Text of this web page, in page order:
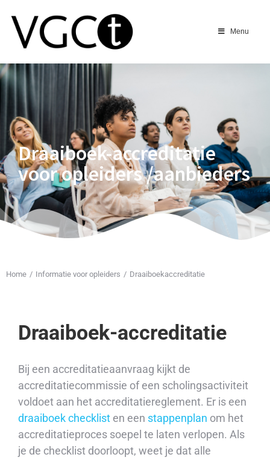
Menu
Draaiboek-accreditatie
voor opleiders /aanbieders
Je bent hier:
Home Informatie voor opleiders Draaiboekaccreditatie
Draaiboek-accreditatie
Bij een accreditatieaanvraag kijkt de
accreditatiecommissie of een scholingsactiviteit
voldoet aan het accreditatiereglement. Er is een
draaiboek checklist en een stappenplan om het
accreditatieproces soepel te laten verlopen. Als
je de checklist doorloopt, weet je dat alle